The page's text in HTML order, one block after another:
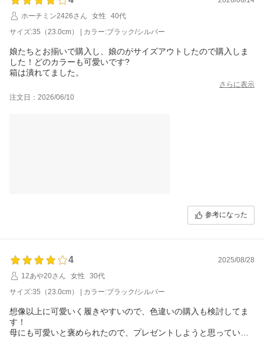
ホーチミン2426さん
女性
40代
サイズ:35（23.0cm） | カラー:ブラック/シルバー
娘たちとお揃いで購入し、娘のがサイズアウトしたので購入しま
した！どのカラーも可愛いです?
箱は潰れてました。
さらに表示
注文日：2026/06/10
参考になった
4
2025/08/28
12あや20さん
女性
30代
サイズ:35（23.0cm） | カラー:ブラック/シルバー
想像以上に可愛いく履きやすいので、色違いの購入も検討してま
す！
母にも可愛いと褒められたので、プレゼントしようと思っていま